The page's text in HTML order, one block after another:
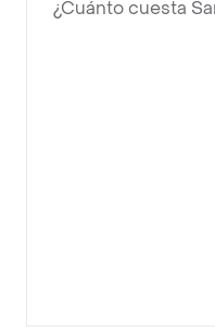
¿Cuánto cuesta